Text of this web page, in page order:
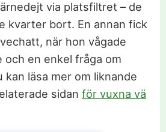
via platsfiltret – de
kvarter bort. En annan fick
när hon vågade
och en enkel fråga om
läsa mer om liknande
sidan för vuxna vä